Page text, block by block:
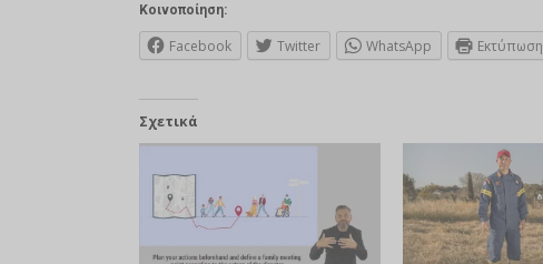
Κοινοποίηση:
Facebook Twitter WhatsApp Εκτύπωση
Σχετικά